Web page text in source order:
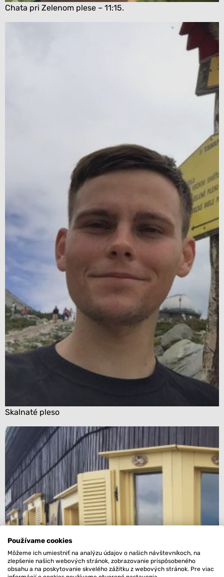
Chata pri Zelenom plese – 11:15.
Skalnaté pleso
Používame cookies
Môžeme ich umiestniť na analýzu údajov o našich návštevníkoch, na
zlepšenie našich webových stránok, zobrazovanie prispôsobeného
obsahu a na poskytovanie skvelého zážitku z webových stránok. Pre viac